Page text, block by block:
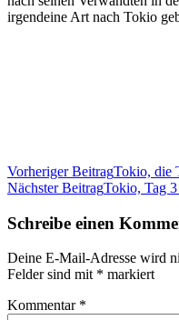
irgendeine Art nach Tokio
Vorheriger BeitragTokio, die
Nächster BeitragTokio, Tag
Schreibe einen
Deine E-Mail-Adresse wird
Felder sind mit * markiert
Kommentar *